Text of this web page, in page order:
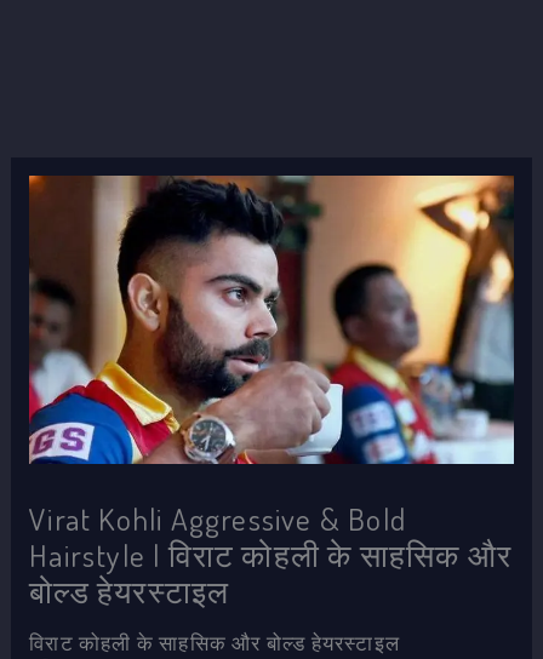
Virat Kohli Aggressive & Bold
Hairstyle | विराट कोहली के साहसिक और
बोल्ड हेयरस्टाइल
विराट कोहली के साहसिक और बोल्ड हेयरस्टाइल